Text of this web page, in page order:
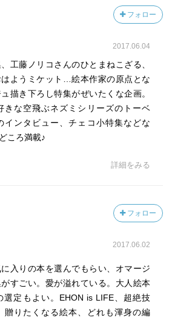
フォロー
2017.06.04
工藤ノリコさんのひとまねこざる、
ようミケット…絵本作家の原点とな
描き下ろし特集がぜいたくな企画。
きな空飛ぶネズミシリーズのトーベ
インタビュー、チェコ小特集などな
ころ満載♪
詳細をみる
フォロー
2017.06.02
入りの本を選んでもらい、オマージ
すごい。愛が溢れている。大人絵本
選定もよい。EHON is LIFE、超絶技
贈りたくなる絵本、どれも渾身の編